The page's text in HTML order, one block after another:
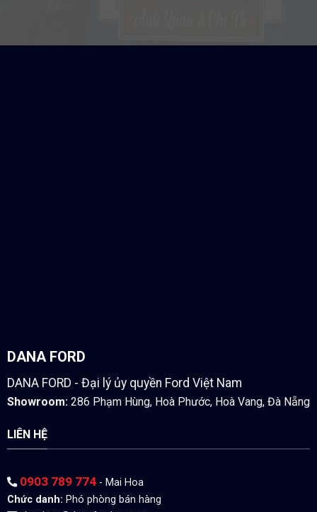
DANA FORD
DANA FORD - Đại lý ủy quyền Ford Việt Nam
Showroom: 286 Phạm Hùng, Hoà Phước, Hoà Vang, Đà Nẵng
LIÊN HỆ
0903 789 774- Mai Hoa
Chức danh: Phó phòng bán hàng